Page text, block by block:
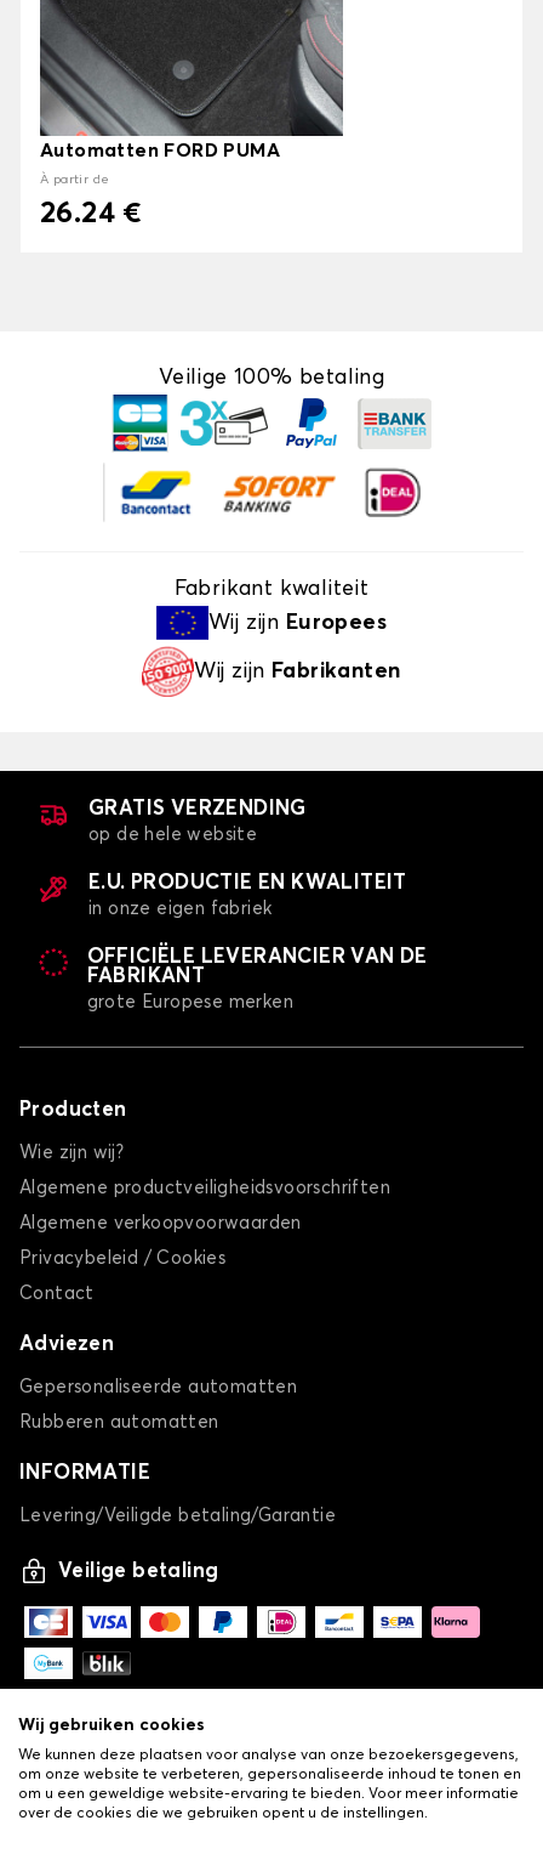
Automatten FORD PUMA
À partir de
26.24 €
Veilige 100% betaling
Fabrikant kwaliteit
Wij zijn Europees
Wij zijn Fabrikanten
GRATIS VERZENDING
op de hele website
E.U. PRODUCTIE EN KWALITEIT
in onze eigen fabriek
OFFICIËLE LEVERANCIER VAN DE
FABRIKANT
grote Europese merken
Producten
Wie zijn wij?
Algemene productveiligheidsvoorschriften
Algemene verkoopvoorwaarden
Privacybeleid / Cookies
Contact
Adviezen
Gepersonaliseerde automatten
Rubberen automatten
INFORMATIE
Levering/Veiligde betaling/Garantie
Veilige betaling
Wij gebruiken cookies
We kunnen deze plaatsen voor analyse van onze bezoekersgegevens,
om onze website te verbeteren, gepersonaliseerde inhoud te tonen en
om u een geweldige website-ervaring te bieden. Voor meer informatie
over de cookies die we gebruiken opent u de instellingen.